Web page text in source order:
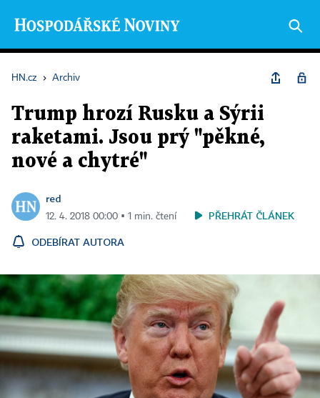
HN.cz › Archiv
Trump hrozí Rusku a Sýrii
raketami. Jsou prý "pěkné,
nové a chytré"
red
12. 4. 2018 00:00 ▪ 1 min. čtení PŘEHRÁT ČLÁNEK
ODEBÍRAT AUTORA